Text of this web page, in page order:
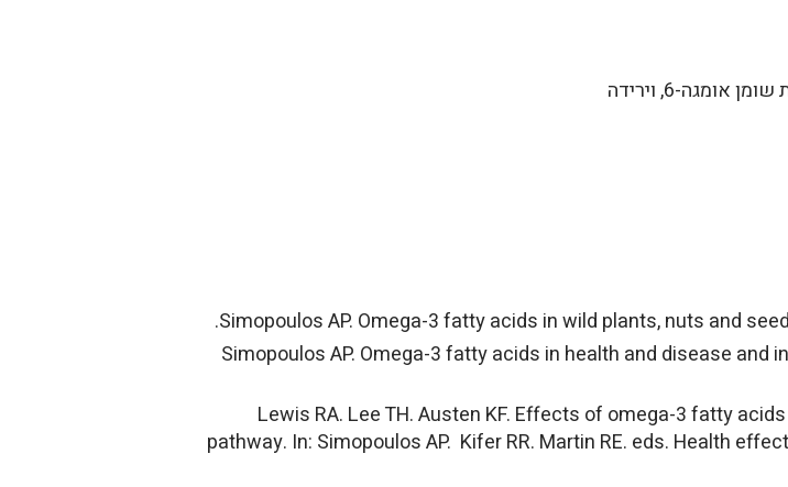
6, וירידה
2. Simopoulos AP. Omega-3 fatty acids in health and disease
3. Lewis RA. Lee TH. Austen KF. Effects of omega-3 fatty
pathway. In: Simopoulos AP. Kifer RR. Martin RE. eds. Health